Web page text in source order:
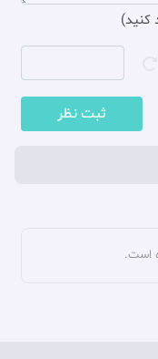
کنید)
ثبت نظر
است.